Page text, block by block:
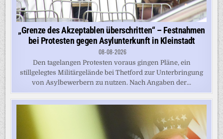
„Grenze des Akzeptablen überschritten“ – Festnahmen
bei Protesten gegen Asylunterkunft in Kleinstadt
08-08-2026
Den tagelangen Protesten voraus gingen Pläne, ein
stillgelegtes Militärgelände bei Thetford zur Unterbringung
von Asylbewerbern zu nutzen. Nach Angaben der...